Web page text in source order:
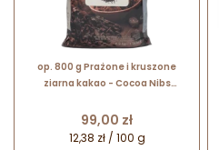
op. 800 g Prażone i kruszone
ziarna kakao - Cocoa Nibs
X47
Cena
99,00 zł
12,38 zł / 100 g